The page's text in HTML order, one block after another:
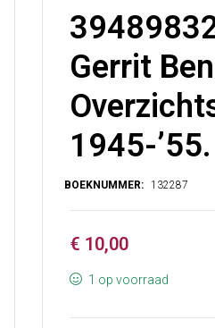
Gerrit
1945-’55.
€ 10,00
1 op voorraad